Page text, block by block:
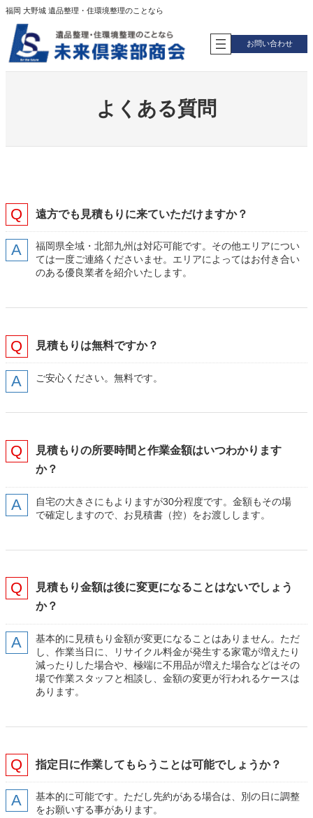
内
を
ス
キ
福岡 大野城 遺品整理・住環境整理のことなら
お問い合わせ
よくある質問
遠方でも見積もりに来ていただけますか？
福岡県全域・北部九州は対応可能です。その他エリアについ
ては一度ご連絡くださいませ。エリアによってはお付き合い
のある優良業者を紹介いたします。
見積もりは無料ですか？
ご安心ください。無料です。
見積もりの所要時間と作業金額はいつわかります
か？
自宅の大きさにもよりますが30分程度です。金額もその場
で確定しますので、お見積書（控）をお渡しします。
見積もり金額は後に変更になることはないでしょう
か？
基本的に見積もり金額が変更になることはありません。ただ
し、作業当日に、リサイクル料金が発生する家電が増えたり
減ったりした場合や、極端に不用品が増えた場合などはその
場で作業スタッフと相談し、金額の変更が行われるケースは
あります。
指定日に作業してもらうことは可能でしょうか？
基本的に可能です。ただし先約がある場合は、別の日に調整
をお願いする事があります。